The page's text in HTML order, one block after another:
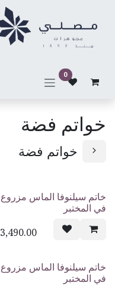
0
خواتم فضة
خواتم فضة
خاتم سيلنوفا الماس مزروع
في المختبر
3,490.00
خاتم سيلنوفا الماس مزروع
في المختبر